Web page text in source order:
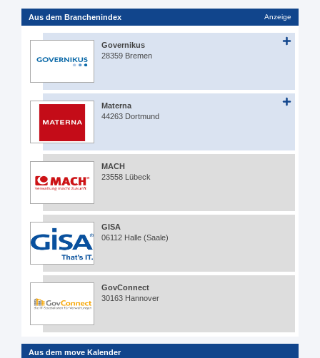
Aus dem Branchenindex Anzeige
Governikus
28359 Bremen
Materna
44263 Dortmund
MACH
23558 Lübeck
GISA
06112 Halle (Saale)
GovConnect
30163 Hannover
Aus dem move Kalender